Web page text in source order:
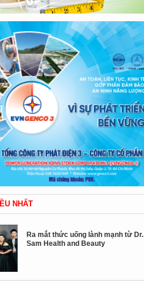
NHẤT
Ra mắt thức uống lành mạnh từ Dr.
Sam Health and Beauty